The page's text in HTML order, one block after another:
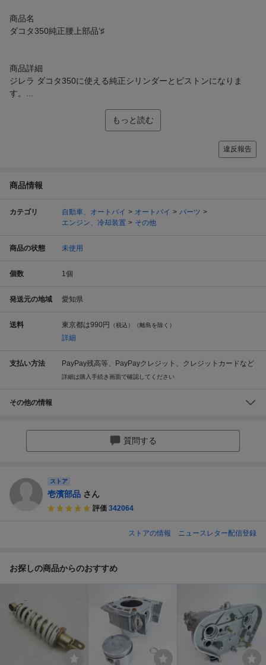
商品名
ダコタ350純正腰上部品’♯
商品詳細
ジレラ ダコタ350に使える純正シリンダーとピストンになりま
す。...
もっと読む
違反報告
商品情報
カテゴリ 自動車、オートバイ オートバイ
パーツ
エンジン、冷却装置
その他
商品の状態 未使用
個数 1個
発送元の地域 愛知県
送料 東京都は990円 （税込）（離島を除く）
詳細
支払い方法 PayPay残高等、PayPayクレジット、クレジットカードなど
詳細は購入手続き画面で確認してください
その他の情報
質問する
ストア
壱濱部品 さん
評価 342064
ストアの情報 ニュースレター配信登録
お探しの商品からのおすすめ